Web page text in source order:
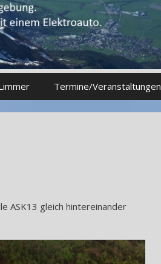
Termine/Veranstaltungen
ASK13 gleich hintereinander